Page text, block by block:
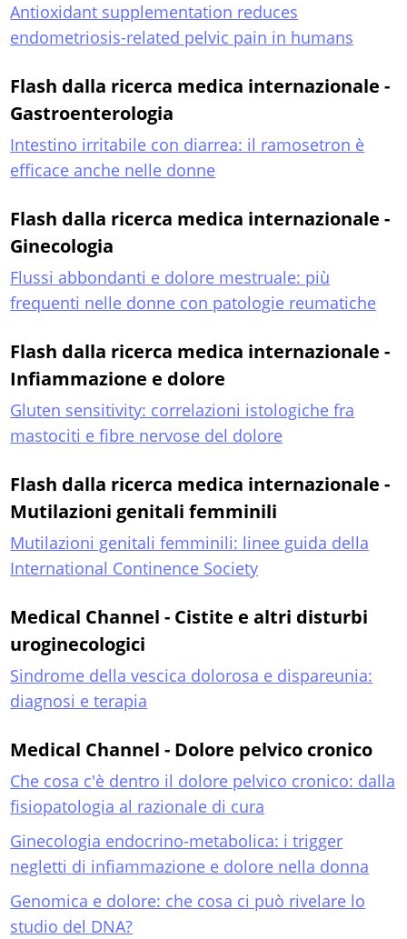
Antioxidant supplementation reduces
endometriosis-related pelvic pain in humans
Flash dalla ricerca medica internazionale -
Gastroenterologia
Intestino irritabile con diarrea: il ramosetron è
efficace anche nelle donne
Flash dalla ricerca medica internazionale -
Ginecologia
Flussi abbondanti e dolore mestruale: più
frequenti nelle donne con patologie reumatiche
Flash dalla ricerca medica internazionale -
Infiammazione e dolore
Gluten sensitivity: correlazioni istologiche fra
mastociti e fibre nervose del dolore
Flash dalla ricerca medica internazionale -
Mutilazioni genitali femminili
Mutilazioni genitali femminili: linee guida della
International Continence Society
Medical Channel - Cistite e altri disturbi
uroginecologici
Sindrome della vescica dolorosa e dispareunia:
diagnosi e terapia
Medical Channel - Dolore pelvico cronico
Che cosa c'è dentro il dolore pelvico cronico: dalla
fisiopatologia al razionale di cura
Ginecologia endocrino-metabolica: i trigger
negletti di infiammazione e dolore nella donna
Genomica e dolore: che cosa ci può rivelare lo
studio del DNA?